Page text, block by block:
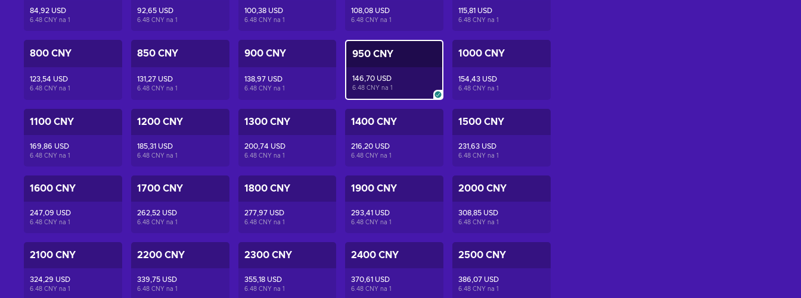
84,92 USD
6.48 CNY na 1
92,65 USD
6.48 CNY na 1
100,38 USD
6.48 CNY na 1
108,08 USD
6.48 CNY na1
115,81 USD
6.48 CNY na1
800 CNY
123,54 USD
6.48 CNY na 1
850 CNY
131,27 USD
6.48 CNY na 1
900 CNY
138,97 USD
6.48 CNY na 1
950 CNY
146,70 USD
6.48 CNY na1
1000 CNY
154,43 USD
6.48 CNY na1
1100 CNY
169,86 USD
6.48 CNY na 1
1200 CNY
185,31 USD
6.48 CNY na 1
1300 CNY
200,74 USD
6.48 CNY na 1
1400 CNY
216,20 USD
6.48 CNY na1
1500 CNY
231,63 USD
6.48 CNY na1
1600 CNY
247,09 USD
6.48 CNY na 1
1700 CNY
262,52 USD
6.48 CNY na 1
1800 CNY
277,97 USD
6.48 CNY na 1
1900 CNY
293,41 USD
6.48 CNY na1
2000 CNY
308,85 USD
6.48 CNY na1
2100 CNY
324,29 USD
6.48 CNY na 1
2200 CNY
339,75 USD
6.48 CNY na 1
2300 CNY
355,18 USD
6.48 CNY na 1
2400 CNY
370,61 USD
6.48 CNY na1
2500 CNY
386,07 USD
6.48 CNY na1